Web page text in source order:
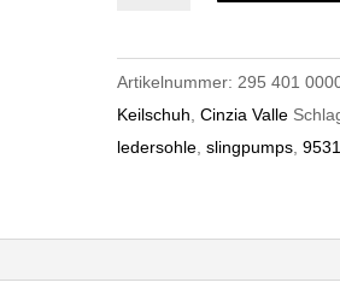
Menge
Artikelnummer: 295 401
Keilschuh ,Cinzia Valle
ledersohle ,slingpumps ,9531